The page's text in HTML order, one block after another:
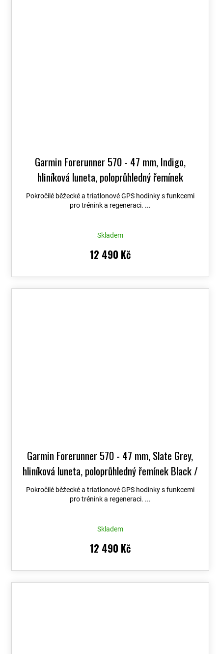
Garmin Forerunner 570 - 47 mm, Indigo,
hliníková luneta, poloprůhledný řemínek
Imperial Purple / Indigo 010-02971-02+
možnost výměny do 90 dní
Pokročilé běžecké a triatlonové GPS hodinky s funkcemi
pro trénink a regeneraci. ...
Skladem
12 490 Kč
Garmin Forerunner 570 - 47 mm, Slate Grey,
hliníková luneta, poloprůhledný řemínek Black /
Black 010-02971-00+ možnost výměny do 90
dní
Pokročilé běžecké a triatlonové GPS hodinky s funkcemi
pro trénink a regeneraci. ...
Skladem
12 490 Kč